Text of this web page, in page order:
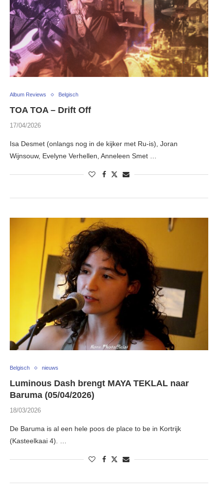
Album Reviews Belgisch
TOA TOA – Drift Off
17/04/2026
Isa Desmet (onlangs nog in de kijker met Ru-is), Joran
Wijnsouw, Evelyne Verhellen, Anneleen Smet …
Belgisch nieuws
Luminous Dash brengt MAYA TEKLAL naar
Baruma (05/04/2026)
18/03/2026
De Baruma is al een hele poos de place to be in Kortrijk
(Kasteelkaai 4). …